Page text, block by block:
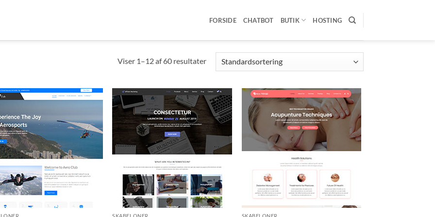
FORSIDE CHATBOT BUTIK HOSTING
Viser 1–12 af 60 resultater
SKABELONER SKABELONER